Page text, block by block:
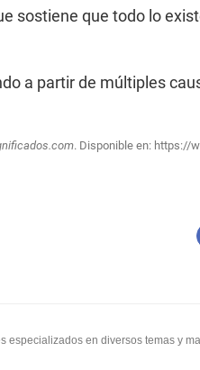
sostiene que todo lo
a partir de múltiples
. Disponible en: https://
en diversos temas y